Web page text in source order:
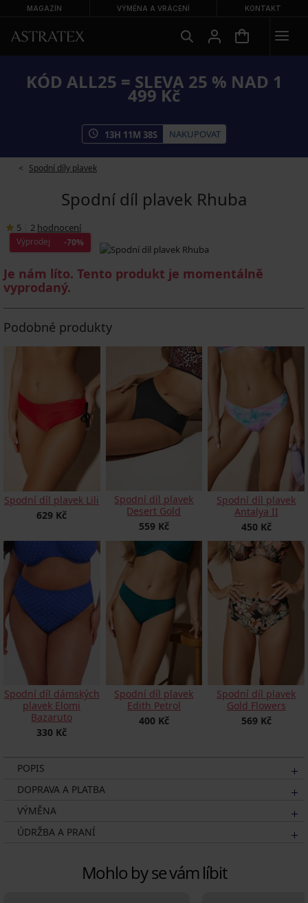
MAGAZÍN VÝMĚNA A VRÁCENÍ KONTAKT
KÓD ALL25 = SLEVA 25 % NAD 1
499 Kč
13H 11M 37S NAKUPOVAT
Spodní díly plavek
Spodní díl plavek Rhuba
5 2 hodnocení
Výprodej -70%
Je nám líto. Tento produkt je momentálně
vyprodaný.
Podobné produkty
Spodní díl plavek Lili
629 Kč
Spodní díl plavek
Desert Gold
559 Kč
Spodní díl plavek
Antalya II
450 Kč
Spodní díl dámských
plavek Elomi
Bazaruto
330 Kč
Spodní díl plavek
Edith Petrol
400 Kč
Spodní díl plavek
Gold Flowers
569 Kč
POPIS
DOPRAVA A PLATBA
VÝMĚNA
ÚDRŽBA A PRANÍ
Mohlo by se vám líbit